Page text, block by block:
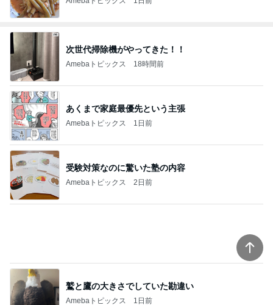
次世代掃除機がやってきた！！
Amebaトピックス 18時間前
あくまで家庭最優先という主張
Amebaトピックス 1日前
受験対策なのに驚いた塾の内容
Amebaトピックス 2日前
明日への緊張と不安と穏やかな心
Amebaトピックス 2日前